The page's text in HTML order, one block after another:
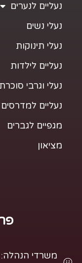
נעליים לנערים
נעלי נשים
נעלי תינוקות
נעליים לילדות
נעלי וגרבי סוכרת
נעליים למדרסים
מגפיים לגברים
מציאון